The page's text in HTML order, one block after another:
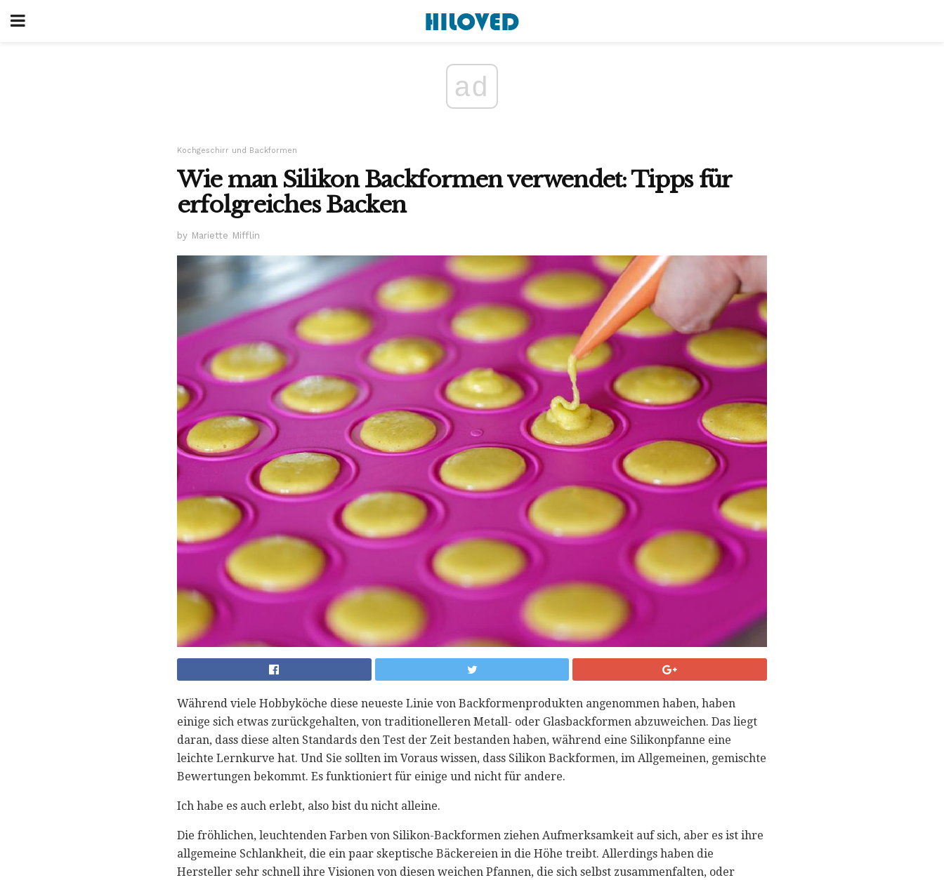
ad
Kochgeschirr und Backformen
Wie man Silikon Backformen verwendet: Tipps für
erfolgreiches Backen
by Mariette Mifflin
Während viele Hobbyköche diese neueste Linie von Backformenprodukten angenommen haben, haben
einige sich etwas zurückgehalten, von traditionelleren Metall- oder Glasbackformen abzuweichen. Das liegt
daran, dass diese alten Standards den Test der Zeit bestanden haben, während eine Silikonpfanne eine
leichte Lernkurve hat. Und Sie sollten im Voraus wissen, dass Silikon Backformen, im Allgemeinen, gemischte
Bewertungen bekommt. Es funktioniert für einige und nicht für andere.
Ich habe es auch erlebt, also bist du nicht alleine.
Die fröhlichen, leuchtenden Farben von Silikon-Backformen ziehen Aufmerksamkeit auf sich, aber es ist ihre
allgemeine Schlankheit, die ein paar skeptische Bäckereien in die Höhe treibt. Allerdings haben die
Hersteller sehr schnell ihre Visionen von diesen weichen Pfannen, die sich selbst zusammenfalten, oder